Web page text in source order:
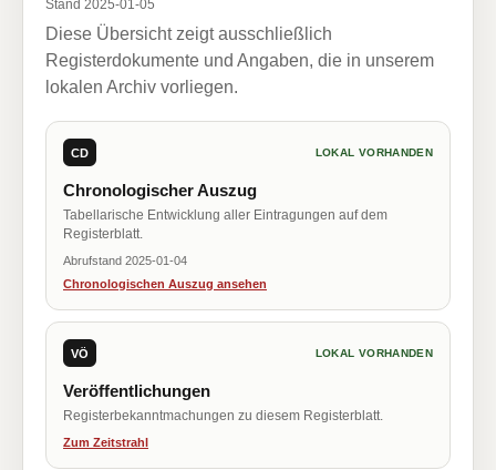
Stand 2025-01-05
Diese Übersicht zeigt ausschließlich
Registerdokumente und Angaben, die in unserem
lokalen Archiv vorliegen.
CD LOKAL VORHANDEN
Chronologischer Auszug
Tabellarische Entwicklung aller Eintragungen auf dem
Registerblatt.
Abrufstand 2025-01-04
Chronologischen Auszug ansehen
VÖ LOKAL VORHANDEN
Veröffentlichungen
Registerbekanntmachungen zu diesem Registerblatt.
Zum Zeitstrahl